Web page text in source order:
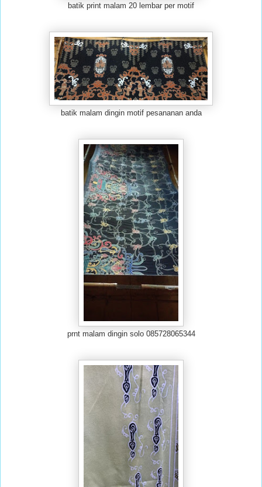
batik print malam 20 lembar per motif
batik malam dingin motif pesananan anda
prnt malam dingin solo 085728065344